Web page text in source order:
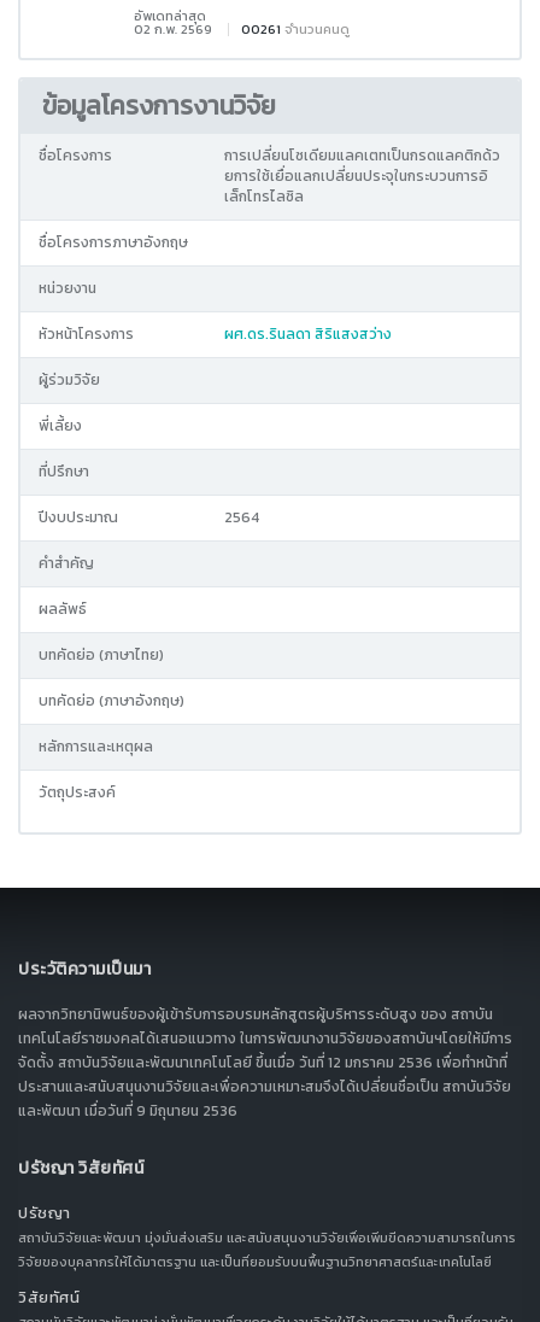
อัพเดทล่าสุด
02 ก.พ. 2569 00261 จำนวนคนดู
ข้อมูลโครงการงานวิจัย
ชื่อโครงการ
การเปลี่ยนโซเดียมแลคเตทเป็นกรดแลคติกด้ว
ยการใช้เยื่อแลกเปลี่ยนประจุในกระบวนการอิ
เล็กโทรไลซิล
ชื่อโครงการภาษาอังกฤษ
หน่วยงาน
หัวหน้าโครงการ ผศ.ดร.รินลดา สิริแสงสว่าง
ผู้ร่วมวิจัย
พี่เลี้ยง
ที่ปรึกษา
ปีงบประมาณ 2564
คำสำคัญ
ผลลัพธ์
บทคัดย่อ (ภาษาไทย)
บทคัดย่อ (ภาษาอังกฤษ)
หลักการและเหตุผล
วัตถุประสงค์
ประวัติความเป็นมา
ผลจากวิทยานิพนธ์ของผู้เข้ารับการอบรมหลักสูตรผู้บริหารระดับสูง ของ สถาบัน
เทคโนโลยีราชมงคลได้เสนอแนวทาง ในการพัฒนางานวิจัยของสถาบันฯโดยให้มีการ
จัดตั้ง สถาบันวิจัยและพัฒนาเทคโนโลยี ขึ้นเมื่อ วันที่ 12 มกราคม 2536 เพื่อทำหน้าที่
ประสานและสนับสนุนงานวิจัยและเพื่อความเหมาะสมจึงได้เปลี่ยนชื่อเป็น สถาบันวิจัย
และพัฒนา เมื่อวันที่ 9 มิถุนายน 2536
ปรัชญา วิสัยทัศน์
ปรัชญา
สถาบันวิจัยและพัฒนา มุ่งมั่นส่งเสริม และสนับสนุนงานวิจัยเพื่อเพิ่มขีดความสามารถในการ
วิจัยของบุคลากรให้ได้มาตรฐาน และเป็นที่ยอมรับบนพื้นฐานวิทยาศาสตร์และเทคโนโลยี
วิสัยทัศน์